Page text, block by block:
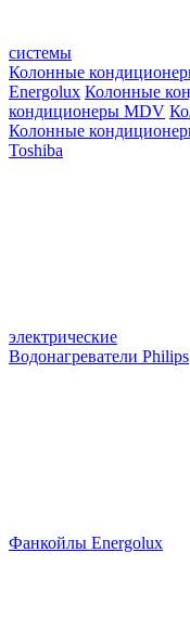
системы
Колонные
Energolux Колонные
кондиционеры MDV
Колонные
Toshiba
электрические
Водонагреватели Philips
Фанкойлы Energolux